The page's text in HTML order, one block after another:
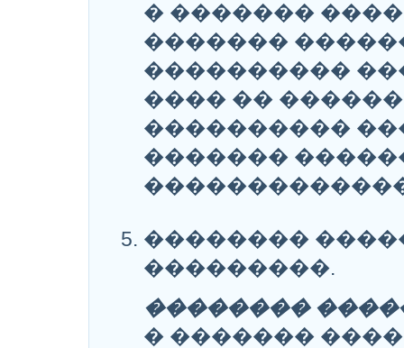
� �������
�������
����������
���� ��
����������
�������
��������
���������.
��������
� �������